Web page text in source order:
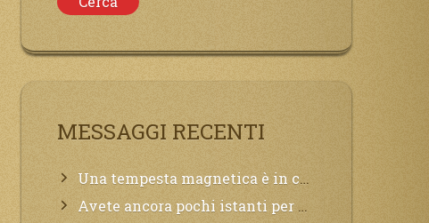
MESSAGGI RECENTI
Una tempesta magnetica è in corso, questa generazione patirà. Il black out non tarderà ad arrivare e tutta la Terra sarà oscurata.
Avete ancora pochi istanti per convertirvi, non perdete tempo, la sciagura arriverà all’improvviso e per chi non si sarà preparato saranno dolori.